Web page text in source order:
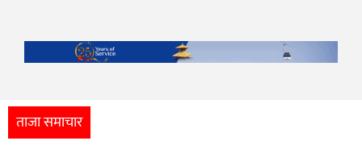
मनोरञ्जन
आर्थिक
ताजा समाचार